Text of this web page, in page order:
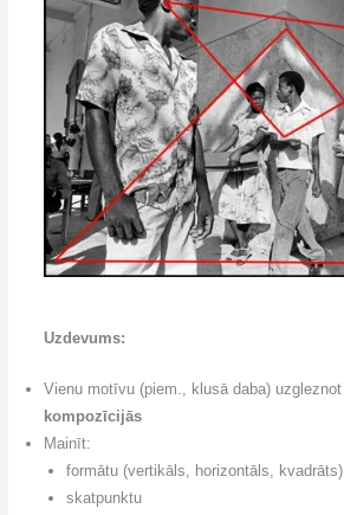
Uzdevums:
Vienu motīvu (piem., klusā daba) uzgleznot
kompozīcijās
Mainīt:
formātu (vertikāls, horizontāls, kvadrāts)
skatpunktu